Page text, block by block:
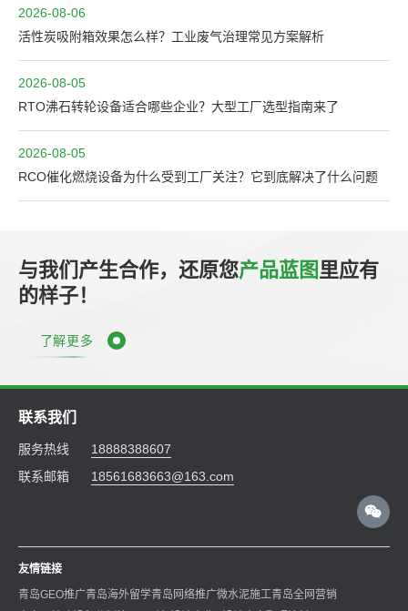
2026-08-06
活性炭吸附箱效果怎么样？工业废气治理常见方案解析
2026-08-05
RTO沸石转轮设备适合哪些企业？大型工厂选型指南来了
2026-08-05
RCO催化燃烧设备为什么受到工厂关注？它到底解决了什么问题
与我们产生合作，还原您产品蓝图里应有
的样子！
了解更多
联系我们
服务热线
18888388607
联系邮箱
18561683663@163.com
友情链接
青岛GEO推广青岛海外留学青岛网络推广微水泥施工青岛全网营销